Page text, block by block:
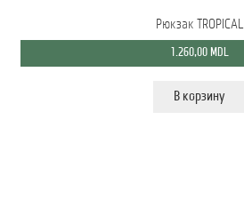
Рюкзак TROPICAL
1.260,00 MDL
В корзину